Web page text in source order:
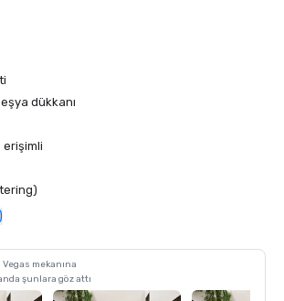
dükkanı
erişimli
mekanına
şunlara göz attı